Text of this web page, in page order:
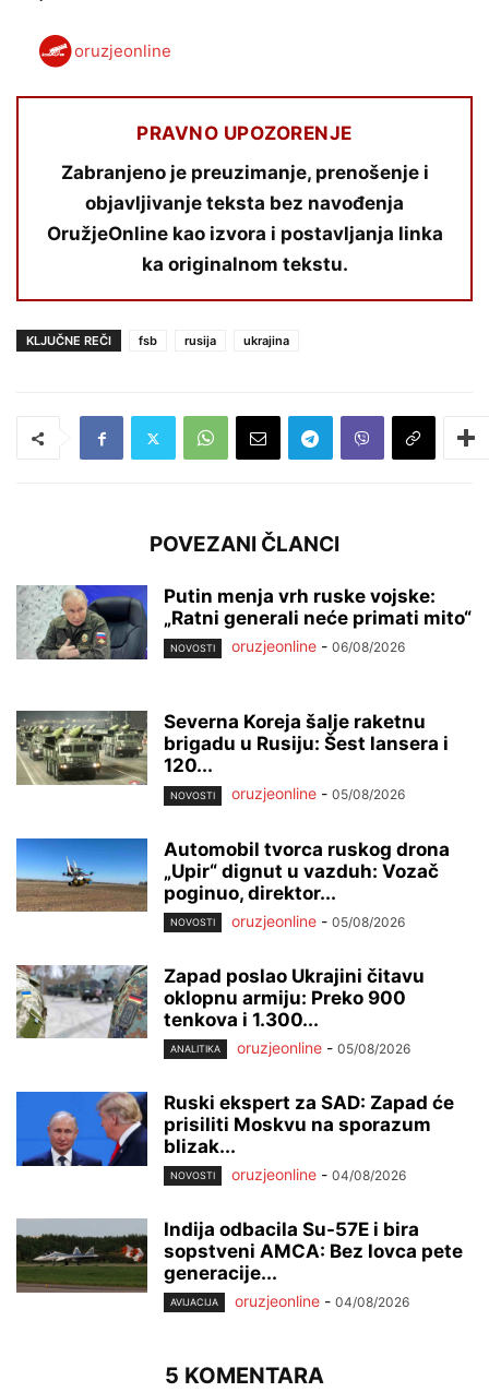
oruzjeonline
PRAVNO UPOZORENJE
Zabranjeno je preuzimanje, prenošenje i
objavljivanje teksta bez navođenja
OružjeOnline kao izvora i postavljanja linka
ka originalnom tekstu.
KLJUČNE REČI fsb rusija ukrajina
POVEZANI ČLANCI
Putin menja vrh ruske vojske:
„Ratni generali neće primati mito“
NOVOSTI oruzjeonline - 06/08/2026
Severna Koreja šalje raketnu
brigadu u Rusiju: Šest lansera i
120...
NOVOSTI oruzjeonline - 05/08/2026
Automobil tvorca ruskog drona
„Upir“ dignut u vazduh: Vozač
poginuo, direktor...
NOVOSTI oruzjeonline - 05/08/2026
Zapad poslao Ukrajini čitavu
oklopnu armiju: Preko 900
tenkova i 1.300...
ANALITIKA oruzjeonline - 05/08/2026
Ruski ekspert za SAD: Zapad će
prisiliti Moskvu na sporazum
blizak...
NOVOSTI oruzjeonline - 04/08/2026
Indija odbacila Su-57E i bira
sopstveni AMCA: Bez lovca pete
generacije...
AVIJACIJA oruzjeonline - 04/08/2026
5 KOMENTARA